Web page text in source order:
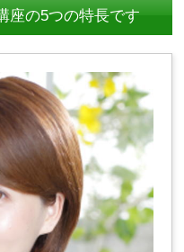
座の5つの特長です